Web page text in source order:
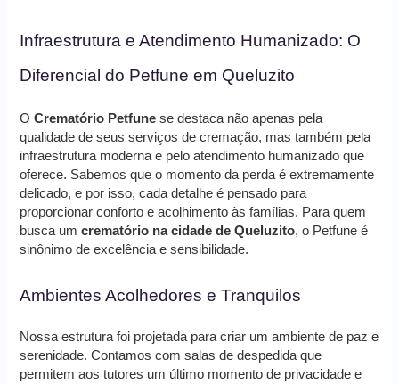
Infraestrutura e Atendimento Humanizado: O
Diferencial do Petfune em Queluzito
OCrematório Petfune se destaca não apenas pela
qualidade de seus serviços de cremação, mas também pela
infraestrutura moderna e pelo atendimento humanizado que
oferece. Sabemos que o momento da perda é extremamente
delicado, e por isso, cada detalhe é pensado para
proporcionar conforto e acolhimento às famílias. Para quem
busca umcrematório na cidade de Queluzito, o Petfune é
sinônimo de excelência e sensibilidade.
Ambientes Acolhedores e Tranquilos
Nossa estrutura foi projetada para criar um ambiente de paz e
serenidade. Contamos com salas de despedida que
permitem aos tutores um último momento de privacidade e